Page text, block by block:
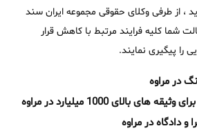
، از طرفی وکلای حقوقی مجموعه ایران سند
شما کلیه فرایند مرتبط با کاهش قرار
را پیگیری نمایند.
بالای 1000 میلیارد در مراوه
و دادگاه در مراوه